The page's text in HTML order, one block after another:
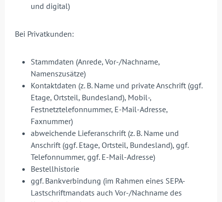
und digital)
Bei Privatkunden:
Stammdaten (Anrede, Vor-/Nachname,
Namenszusätze)
Kontaktdaten (z. B. Name und private Anschrift (ggf.
Etage, Ortsteil, Bundesland), Mobil-,
Festnetztelefonnummer, E-Mail-Adresse,
Faxnummer)
abweichende Lieferanschrift (z. B. Name und
Anschrift (ggf. Etage, Ortsteil, Bundesland), ggf.
Telefonnummer, ggf. E-Mail-Adresse)
Bestellhistorie
ggf. Bankverbindung (im Rahmen eines SEPA-
Lastschriftmandats auch Vor-/Nachname des